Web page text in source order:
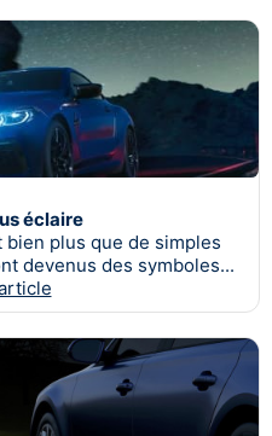
éclaire
plus que de simples
devenus des symboles...